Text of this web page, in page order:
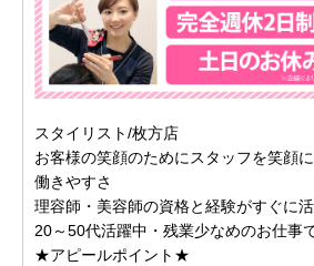
スタイリスト/枚方店
お客様の笑顔のためにスタッフを笑顔
働きやすさ
理容師・美容師の資格と経験がすぐに
20～50代活躍中・残業少なめのお仕事
★アピールポイント★